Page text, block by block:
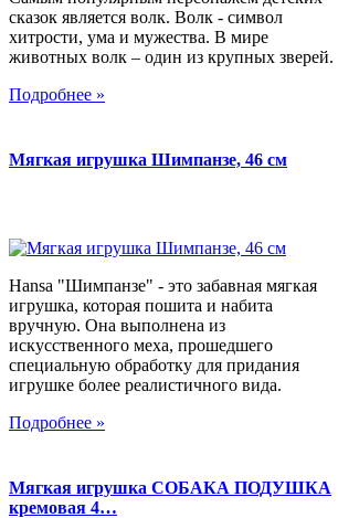
сказок является волк. Волк - символ
хитрости, ума и мужества. В мире
животных волк – один из крупных зверей.
Подробнее »
Мягкая игрушка Шимпанзе, 46 см
Hansa "Шимпанзе" - это забавная мягкая
игрушка, которая пошита и набита
вручную. Она выполнена из
искусственного меха, прошедшего
специальную обработку для придания
игрушке более реалистичного вида.
Подробнее »
Мягкая игрушка СОБАКА ПОДУШКА
кремовая 4…